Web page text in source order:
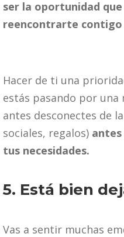
ser la oportunidad
reencontrarte contigo
Hacer de ti una
estás pasando por
antes desconectes de
sociales, regalos)
tus necesidades.
5. Está bien
Vas a sentir muchas